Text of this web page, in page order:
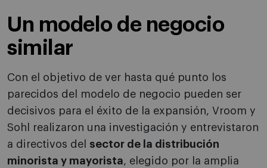
Un modelo de negocio
similar
Con el objetivo de ver hasta qué punto los
parecidos del modelo de negocio pueden ser
decisivos para el éxito de la expansión, Vroom y
Sohl realizaron una investigación y entrevistaron
a directivos del sector de la distribución
minorista y mayorista, elegido por la amplia